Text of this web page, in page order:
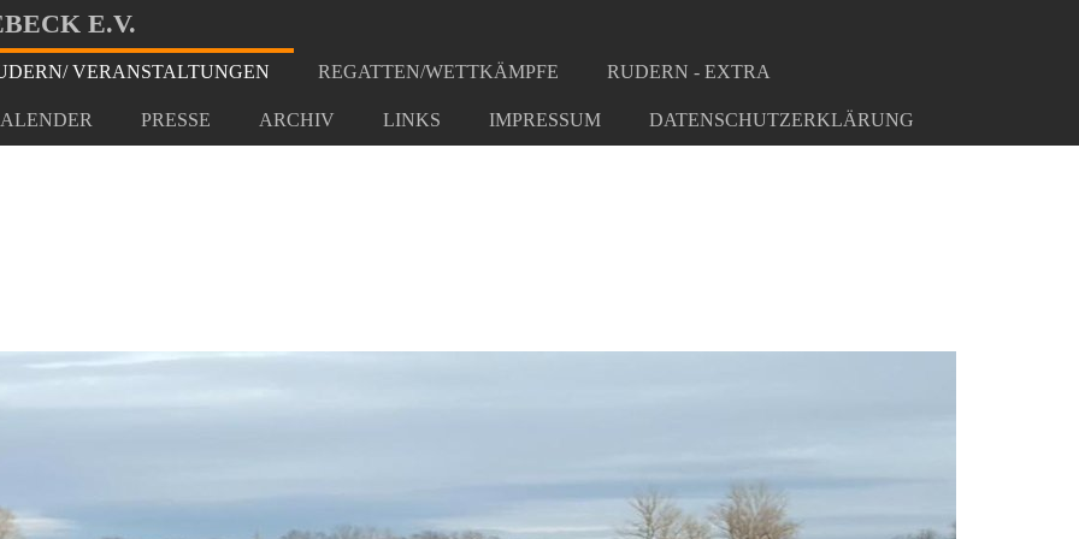
E.V.
VERANSTALTUNGEN REGATTEN/WETTKÄMPFE RUDERN - EXTRA
PRESSE ARCHIV LINKS IMPRESSUM DATENSCHUTZERKLÄRUNG